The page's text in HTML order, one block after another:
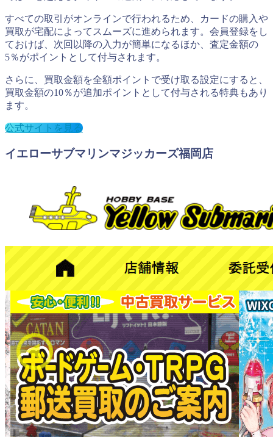
すべての取引がオンラインで行われるため、カードの購入や
買取が宅配によってスムーズに進められます。会員登録をし
ておけば、次回以降の入力が簡単になるほか、査定金額の
5％がポイントとして付与されます。
さらに、買取金額を全額ポイントで受け取る設定にすると、
買取金額の10％が追加ポイントとして付与される特典もあり
ます。
公式サイトを見る
イエローサブマリンマジッカーズ福岡店